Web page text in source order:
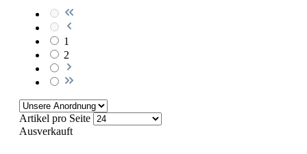
1
2
Artikel pro Seite
Ausverkauft